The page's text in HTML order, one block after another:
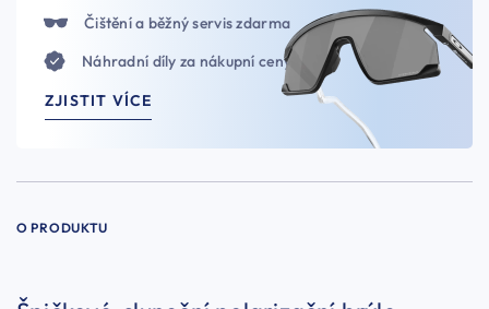
Čištění a běžný servis zdarma
Náhradní díly za nákupní ceny
ZJISTIT VÍCE
O PRODUKTU